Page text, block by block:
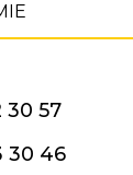
30 57
30 46